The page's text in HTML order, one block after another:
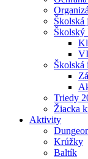
Školská
Školský
Školská
Triedy
Žiacka
Aktivity
Krúžky
Baltík